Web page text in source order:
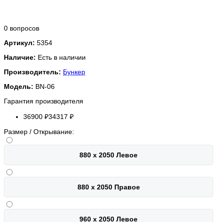
0 вопросов
Артикул: 5354
Наличие: Есть в наличии
Производитель: Бункер
Модель: BN-06
Гарантия производителя
36900 ₽34317 ₽
Размер / Открывание:
880 х 2050 Левое
880 х 2050 Правое
960 х 2050 Левое